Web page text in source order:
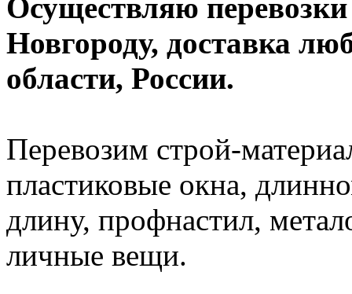
Осуществляю
Новгороду, доставка
области, России.
Перевозим строй-
пластиковые окна,
длину, профнастил,
личные вещи.